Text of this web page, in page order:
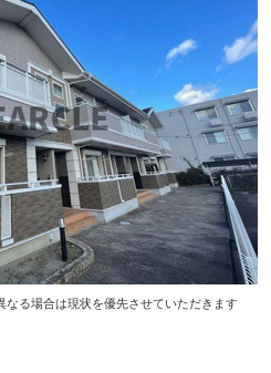
る場合は現状を優先させていただきます